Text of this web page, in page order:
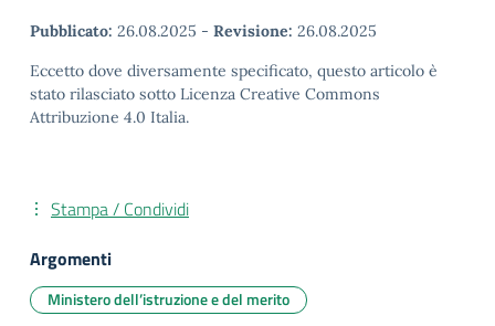
Pubblicato: 26.08.2025 - Revisione: 26.08.2025
Eccetto dove diversamente specificato, questo articolo è
stato rilasciato sotto Licenza Creative Commons
Attribuzione 4.0 Italia.
Stampa / Condividi
Argomenti
Ministero dell’istruzione e del merito